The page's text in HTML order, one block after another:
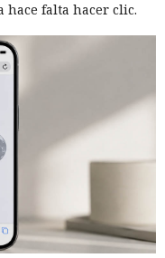
falta hacer clic.